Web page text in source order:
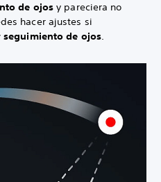
de ojosy pareciera no
hacer ajustes si
seguimiento de ojos.